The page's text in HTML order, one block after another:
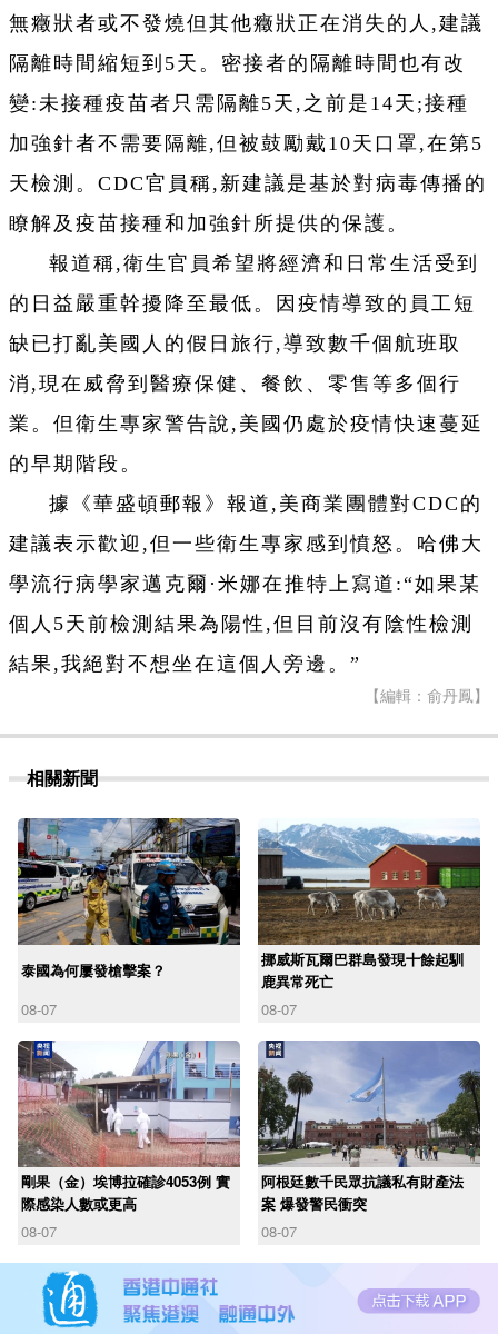
無癥狀者或不發燒但其他癥狀正在消失的人,建議
隔離時間縮短到5天。密接者的隔離時間也有改
變:未接種疫苗者只需隔離5天,之前是14天;接種
加強針者不需要隔離,但被鼓勵戴10天口罩,在第5
天檢測。CDC官員稱,新建議是基於對病毒傳播的
瞭解及疫苗接種和加強針所提供的保護。
報道稱,衛生官員希望將經濟和日常生活受到
的日益嚴重幹擾降至最低。因疫情導致的員工短
缺已打亂美國人的假日旅行,導致數千個航班取
消,現在威脅到醫療保健、餐飲、零售等多個行
業。但衛生專家警告說,美國仍處於疫情快速蔓延
的早期階段。
據《華盛頓郵報》報道,美商業團體對CDC的
建議表示歡迎,但一些衛生專家感到憤怒。哈佛大
學流行病學家邁克爾·米娜在推特上寫道:“如果某
個人5天前檢測結果為陽性,但目前沒有陰性檢測
結果,我絕對不想坐在這個人旁邊。”
【編輯：俞丹鳳】
相關新聞
泰國為何屢發槍擊案？
08-07
挪威斯瓦爾巴群島發現十餘起馴
鹿異常死亡
08-07
剛果（金）埃博拉確診4053例 實
際感染人數或更高
08-07
阿根廷數千民眾抗議私有財產法
案 爆發警民衝突
08-07